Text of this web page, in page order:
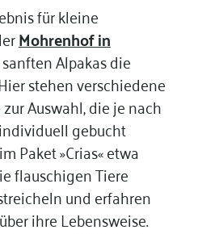
für kleine
Mohrenhof in
Alpakas die
stehen verschiedene
Auswahl, die je nach
gebucht
Paket »Crias« etwa
flauschigen Tiere
und erfahren
ihre Lebensweise.